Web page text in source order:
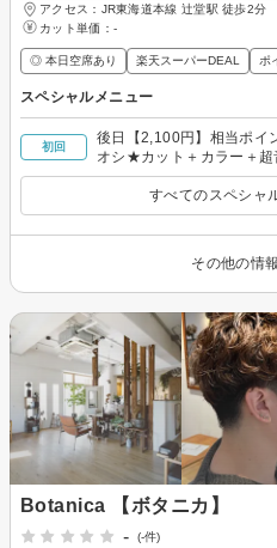
アクセス：JR東海道本線 辻堂駅 徒歩2分
カット単価： -
◎ 本日空席あり 楽天スーパーDEAL ポ
スペシャルメニュー
初回
後日【2,100円】相当ポイ
オシ★カット＋カラー＋超
クTr ￥7,700
すべてのスペシャ
その他の情
Botanica 【ボタニカ】
-
(-件)